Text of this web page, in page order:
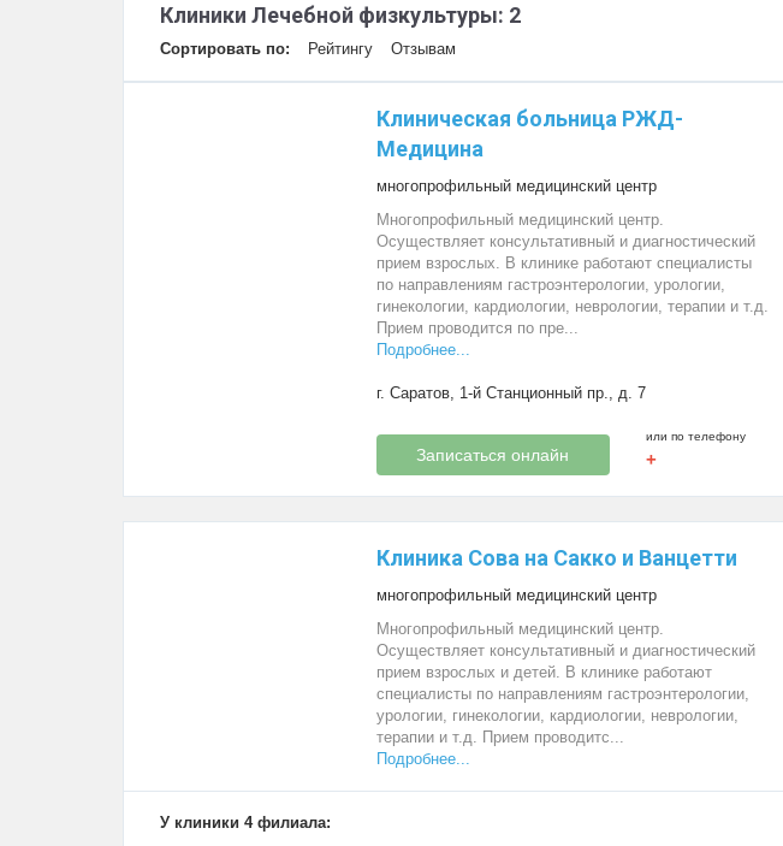
Клиники Лечебной физкультуры: 2
Сортировать по: Рейтингу Отзывам
Клиническая больница РЖД-
Медицина
многопрофильный медицинский центр
Многопрофильный медицинский центр.
Осуществляет консультативный и диагностический
прием взрослых. В клинике работают специалисты
по направлениям гастроэнтерологии, урологии,
гинекологии, кардиологии, неврологии, терапии и т.д.
Прием проводится по пре...
Подробнее...
г. Саратов, 1-й Станционный пр., д. 7
Записаться онлайн
или по телефону
+
Клиника Сова на Сакко и Ванцетти
многопрофильный медицинский центр
Многопрофильный медицинский центр.
Осуществляет консультативный и диагностический
прием взрослых и детей. В клинике работают
специалисты по направлениям гастроэнтерологии,
урологии, гинекологии, кардиологии, неврологии,
терапии и т.д. Прием проводитс...
Подробнее...
У клиники 4 филиала: